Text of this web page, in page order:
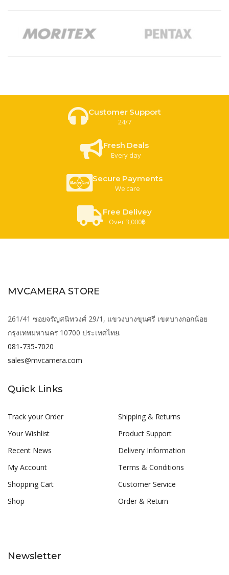
Customer Support
24/7
Fresh Deals
Every day
Secure Payments
We care
Free Delivey
Over 3,000฿
MVCAMERA STORE
261/41 ซอยจรัญสนิทวงศ์ 29/1, แขวงบางขุนศรี เขตบางกอกน้อย
กรุงเทพมหานคร 10700 ประเทศไทย.
081-735-7020
sales@mvcamera.com
Quick Links
Track your Order
Your Wishlist
Recent News
My Account
Shopping Cart
Shop
Shipping & Returns
Product Support
Delivery Information
Terms & Conditions
Customer Service
Order & Return
Newsletter